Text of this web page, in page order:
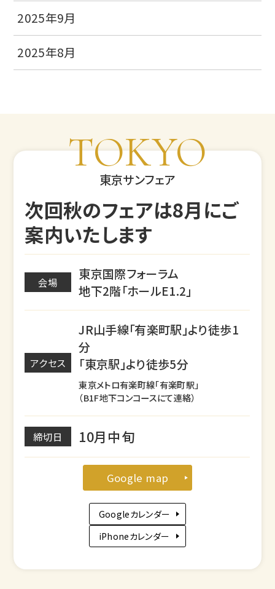
2025年9月
2025年8月
TOKYO
東京サンフェア
次回秋のフェアは8月にご
案内いたします
会場
東京国際フォーラム
地下2階「ホールE1.2」
アクセス
JR山手線「有楽町駅」より徒歩1
分
「東京駅」より徒歩5分
東京メトロ有楽町線「有楽町駅」
（B1F地下コンコースにて連絡）
締切日 10月中旬
Google map
Googleカレンダー
iPhoneカレンダー